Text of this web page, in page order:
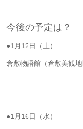
今後の予定は？
●1月12日（土）
倉敷物語館（倉敷美観地
●1月16日（水）